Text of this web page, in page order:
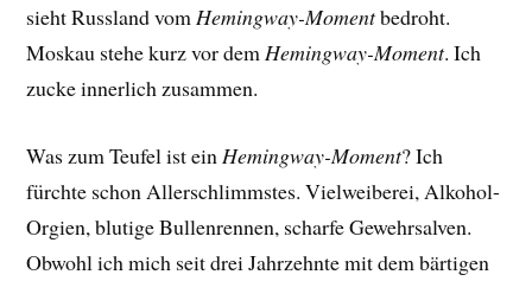
sieht Russland vomHemingway-Momentbedroht.
Moskau stehe kurz vor demHemingway-Moment. Ich
zucke innerlich zusammen.
Was zum Teufel ist ein Hemingway-Moment? Ich
fürchte schon Allerschlimmstes. Vielweiberei, Alkohol-
Orgien, blutige Bullenrennen, scharfe Gewehrsalven.
Obwohl ich mich seit drei Jahrzehnte mit dem bärtigen